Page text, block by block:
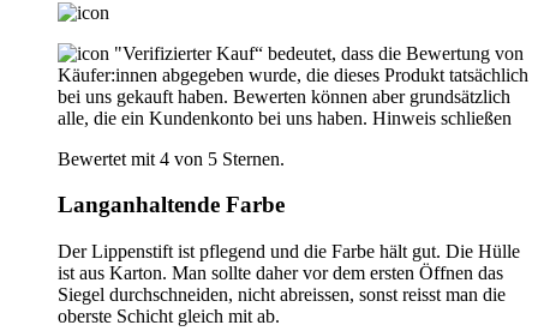
"Verifizierter Kauf“ bedeutet, dass die Bewertung von
Käufer:innen abgegeben wurde, die dieses Produkt tatsächlich
bei uns gekauft haben. Bewerten können aber grundsätzlich
alle, die ein Kundenkonto bei uns haben. Hinweis schließen
Bewertet mit 4 von 5 Sternen.
Langanhaltende Farbe
Der Lippenstift ist pflegend und die Farbe hält gut. Die Hülle
ist aus Karton. Man sollte daher vor dem ersten Öffnen das
Siegel durchschneiden, nicht abreissen, sonst reisst man die
oberste Schicht gleich mit ab.